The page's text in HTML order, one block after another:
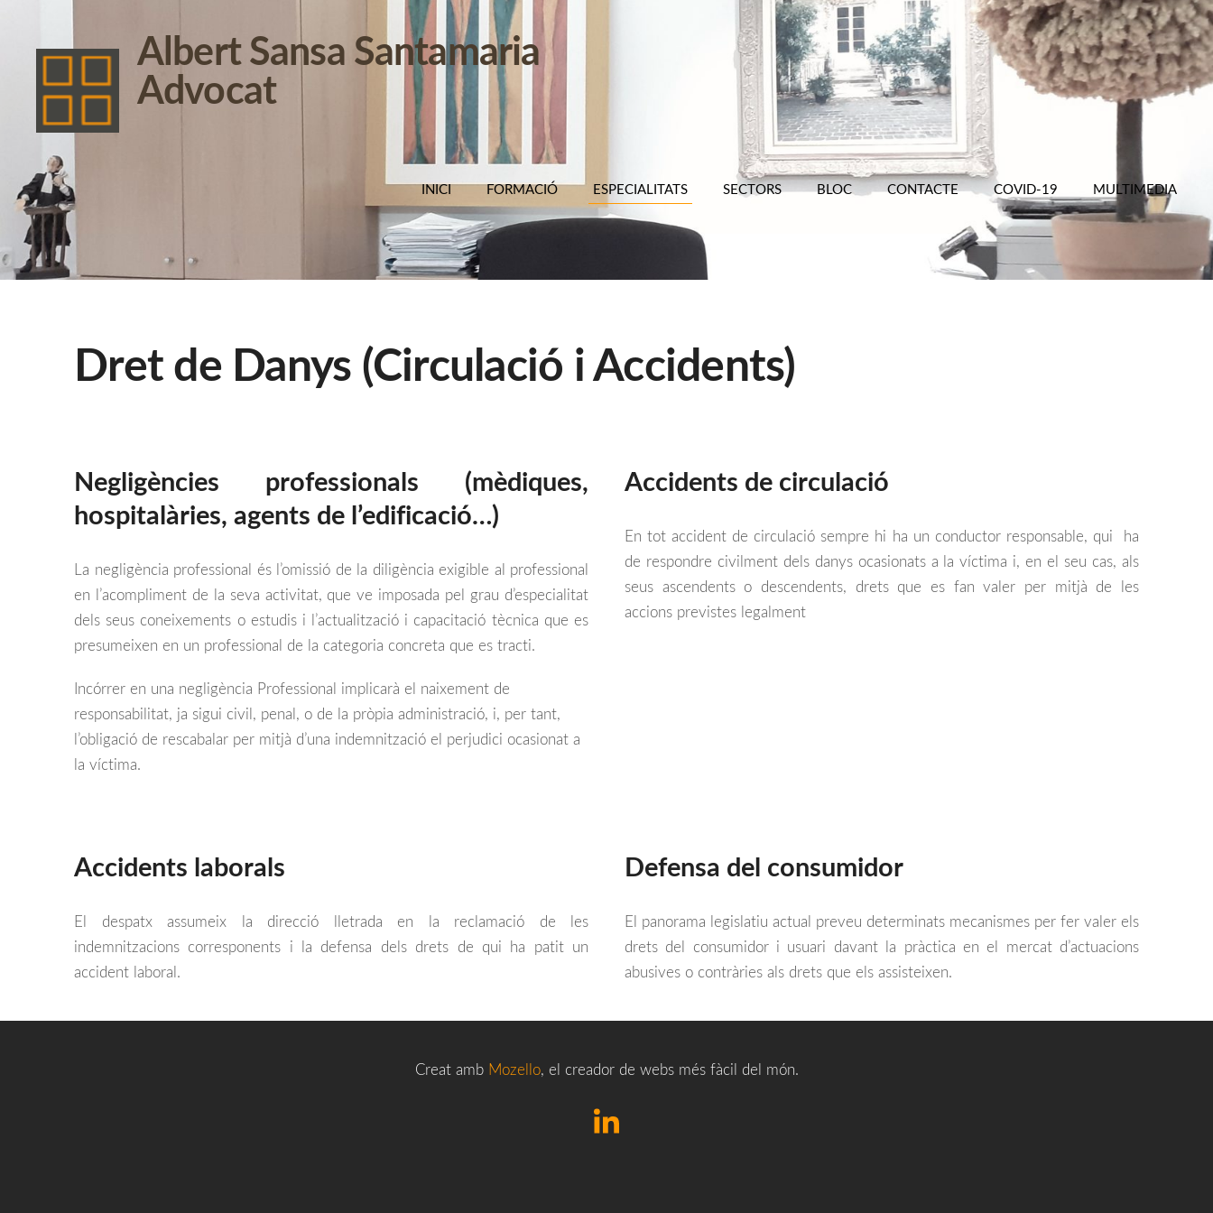
Albert Sansa Santamaria
Advocat
INICI FORMACIÓ ESPECIALITATS SECTORS BLOC CONTACTE COVID-19 MULTIMEDIA
Dret de Danys (Circulació i Accidents)
Negligències professionals (mèdiques,
hospitalàries, agents de l’edificació…)
La negligència professional és l’omissió de la diligència exigible al professional
en l’acompliment de la seva activitat, que ve imposada pel grau d’especialitat
dels seus coneixements o estudis i l’actualització i capacitació tècnica que es
presumeixen en un professional de la categoria concreta que es tracti.
Incórrer en una negligència Professional implicarà el naixement de
responsabilitat, ja sigui civil, penal, o de la pròpia administració, i, per tant,
l’obligació de rescabalar per mitjà d’una indemnització el perjudici ocasionat a
la víctima.
Accidents de circulació
En tot accident de circulació sempre hi ha un conductor responsable, qui ha
de respondre civilment dels danys ocasionats a la víctima i, en el seu cas, als
seus ascendents o descendents, drets que es fan valer per mitjà de les
accions previstes legalment
Accidents laborals
El despatx assumeix la direcció lletrada en la reclamació de les
indemnitzacions corresponents i la defensa dels drets de qui ha patit un
accident laboral.
Defensa del consumidor
El panorama legislatiu actual preveu determinats mecanismes per fer valer els
drets del consumidor i usuari davant la pràctica en el mercat d’actuacions
abusives o contràries als drets que els assisteixen.
Creat amb Mozello, el creador de webs més fàcil del món.